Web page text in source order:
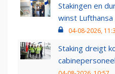
Stakingen en
winst
04-08-2026,
Staking dreigt